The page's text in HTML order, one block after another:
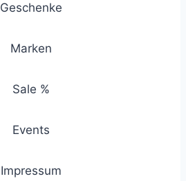
Geschenke
Marken
Sale %
Events
Impressum